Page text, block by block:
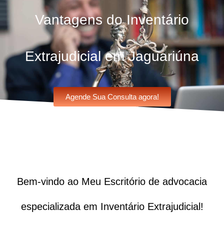
Vantagens do Inventário
Extrajudicial em Jaguariúna
Agende Sua Consulta agora!
Bem-vindo ao Meu Escritório de advocacia
especializada em Inventário Extrajudicial!